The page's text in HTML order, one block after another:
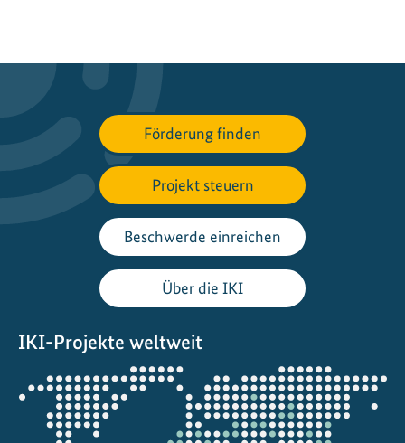
p
e
a
t
o
n
e
r
W
a
Förderung finden
Projekt steuern
Beschwerde einreichen
Über die IKI
IKI-Projekte weltweit
Öffnet
die
Projektkarte